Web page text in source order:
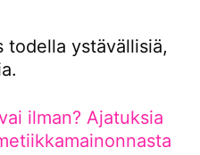
todella ystävällisiä,
ilman? Ajatuksia